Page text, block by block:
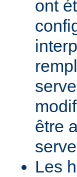
ont
être
Les